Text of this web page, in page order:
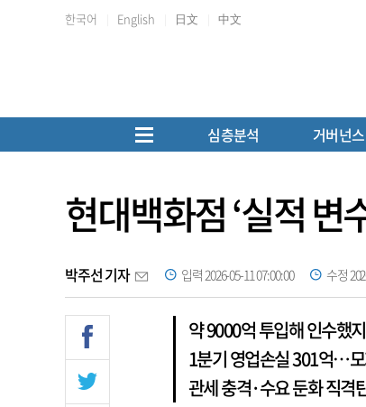
한국어 English 日文 中文
심층분석 거버넌스
현대백화점 ‘실적
박주선 기자 입력 2026-05-11 07:00:00 수정
약 9000억 투입해 인수했
1분기 영업손실 301억…
관세 충격·수요 둔화 직